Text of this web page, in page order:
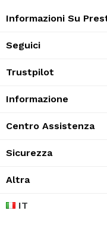
Informazioni Su
Seguici
Trustpilot
Informazione
Centro Assistenza
Sicurezza
Altra
IT